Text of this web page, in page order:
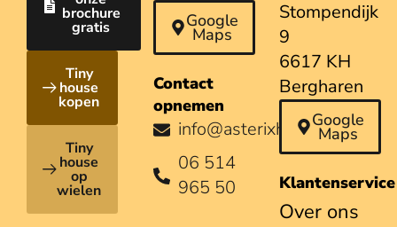
brochure
gratis
Tiny
house
kopen
Tiny
house
op
wielen
Beuningen
Google
Maps
Contact
opnemen
info@asterixhouses.nl
06 514
965 50
Stompendijk
9
6617 KH
Bergharen
Google
Maps
Klantenservice
Over ons